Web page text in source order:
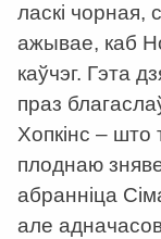
ласкі чорная,
ажывае, каб
каўчэг. Гэта
праз
Хопкінс – што
плоднаю
абранніца
але